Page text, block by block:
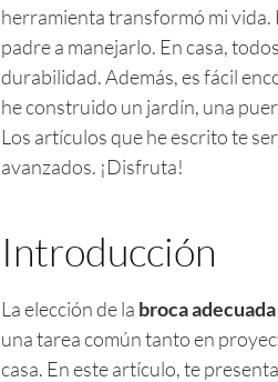
herramienta transformó mi vida.
padre a manejarlo. En casa,
durabilidad. Además, es fácil
he construido un jardín, una
Los artículos que he escrito te
avanzados. ¡Disfruta!
Introducción
La elección de la broca adecuada
una tarea común tanto en
casa. En este artículo, te